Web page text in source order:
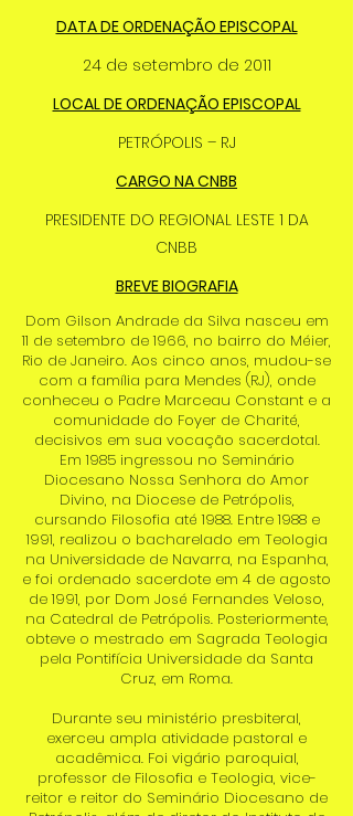
DATA DE ORDENAÇÃO EPISCOPAL
24 de setembro de 2011
LOCAL DE ORDENAÇÃO EPISCOPAL
PETRÓPOLIS – RJ
CARGO NA CNBB
PRESIDENTE DO REGIONAL LESTE 1 DA
CNBB
BREVE BIOGRAFIA
Dom Gilson Andrade da Silva nasceu em
11 de setembro de 1966, no bairro do Méier,
Rio de Janeiro. Aos cinco anos, mudou-se
com a família para Mendes (RJ), onde
conheceu o Padre Marceau Constant e a
comunidade do Foyer de Charité,
decisivos em sua vocação sacerdotal.
Em 1985 ingressou no Seminário
Diocesano Nossa Senhora do Amor
Divino, na Diocese de Petrópolis,
cursando Filosofia até 1988. Entre 1988 e
1991, realizou o bacharelado em Teologia
na Universidade de Navarra, na Espanha,
e foi ordenado sacerdote em 4 de agosto
de 1991, por Dom José Fernandes Veloso,
na Catedral de Petrópolis. Posteriormente,
obteve o mestrado em Sagrada Teologia
pela Pontifícia Universidade da Santa
Cruz, em Roma.
Durante seu ministério presbiteral,
exerceu ampla atividade pastoral e
acadêmica. Foi vigário paroquial,
professor de Filosofia e Teologia, vice-
reitor e reitor do Seminário Diocesano de